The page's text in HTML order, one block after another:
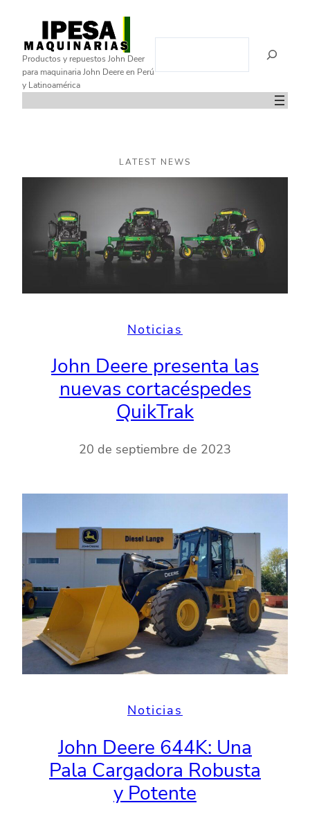
contenido
Productos y repuestos John Deer
para maquinaria John Deere en Perú
y Latinoamérica
LATEST NEWS
Noticias
John Deere presenta las
nuevas cortacéspedes
QuikTrak
20 de septiembre de 2023
Noticias
John Deere 644K: Una
Pala Cargadora Robusta
y Potente